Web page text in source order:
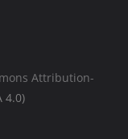
Attribution-
4.0)